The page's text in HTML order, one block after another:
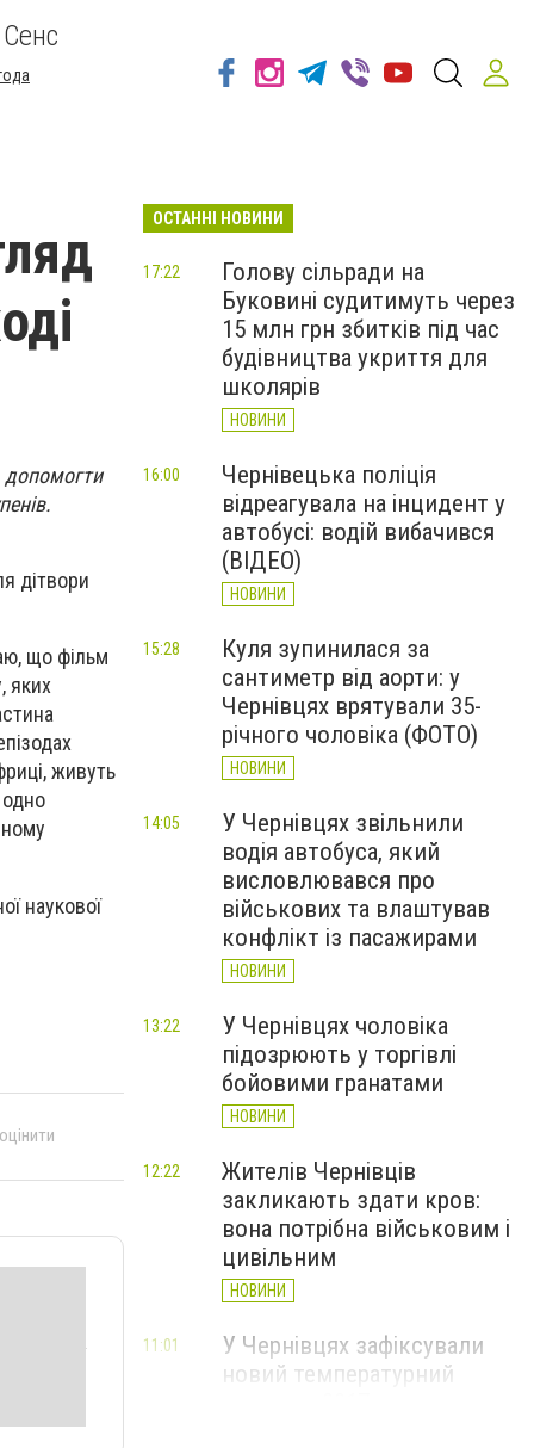
допомогти
дітвори
що фільм
яких
живуть
одно
наукової
ОСТАННІ НОВИНИ
Голову сільради на
Буковині судитимуть через
15 млн грн збитків під час
будівництва укриття для
школярів
НОВИНИ
17:22
Чернівецька поліція
відреагувала на інцидент у
автобусі: водій вибачився
(ВІДЕО)
НОВИНИ
16:00
Куля зупинилася за
сантиметр від аорти: у
Чернівцях врятували 35-
річного чоловіка (ФОТО)
НОВИНИ
15:28
У Чернівцях звільнили
водія автобуса, який
висловлювався про
військових та влаштував
конфлікт із пасажирами
НОВИНИ
14:05
У Чернівцях чоловіка
підозрюють у торгівлі
бойовими гранатами
НОВИНИ
13:22
Жителів Чернівців
закликають здати кров:
вона потрібна військовим і
цивільним
НОВИНИ
12:22
У Чернівцях зафіксували
новий температурний
11:01